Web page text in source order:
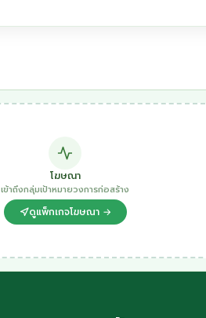
โฆษณา
เข้าถึงกลุ่มเป้าหมายวงการก่อสร้าง
ดูแพ็กเกจโฆษณา →